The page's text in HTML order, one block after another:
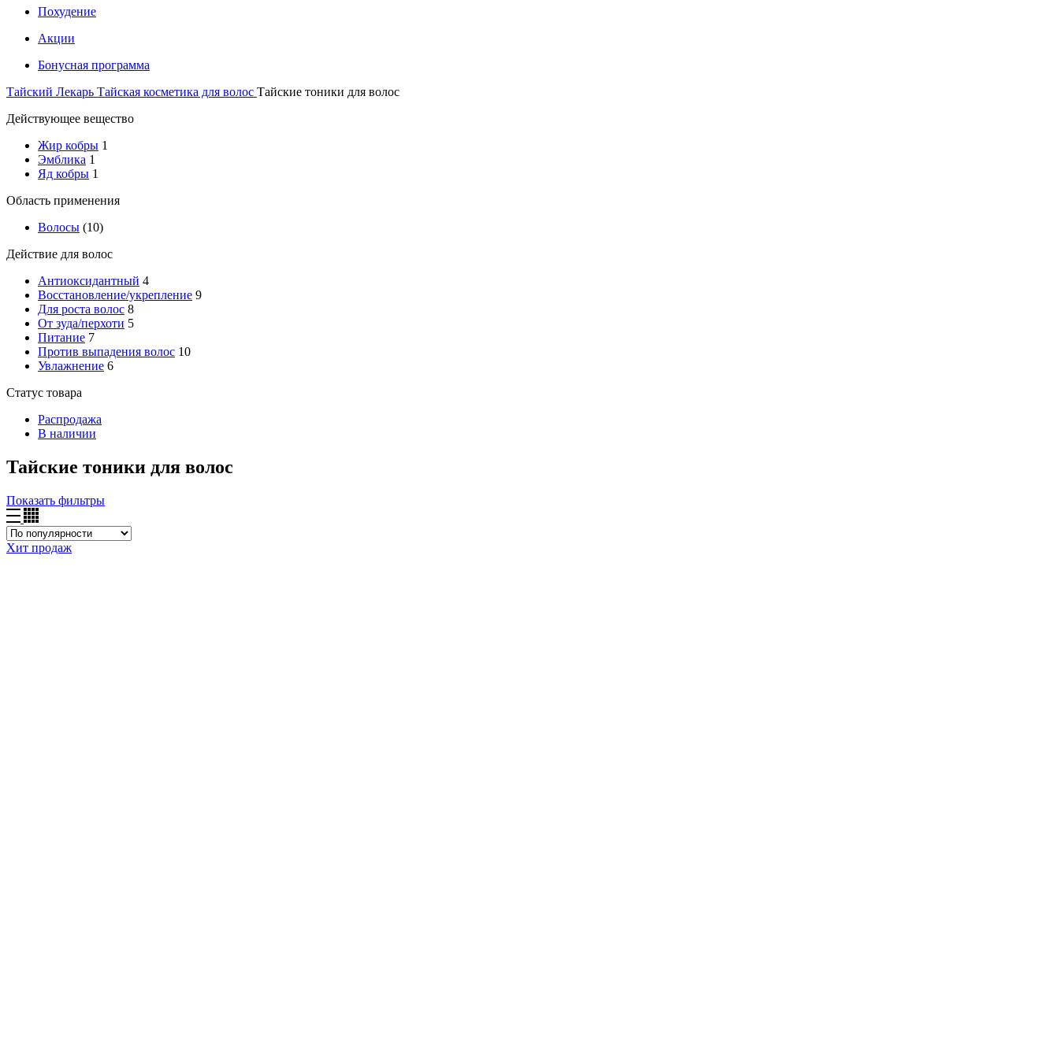
Похудение
Акции
Бонусная программа
Тайский Лекарь Тайская косметика для волос Тайские тоники для волос
Действующее вещество
Жир кобры 1
Эмблика 1
Яд кобры 1
Область применения
Волосы (10)
Действие для волос
Антиоксидантный 4
Восстановление/укрепление 9
Для роста волос 8
От зуда/перхоти 5
Питание 7
Против выпадения волос 10
Увлажнение 6
Статус товара
Распродажа
В наличии
Тайские тоники для волос
Показать фильтры
Хит продаж